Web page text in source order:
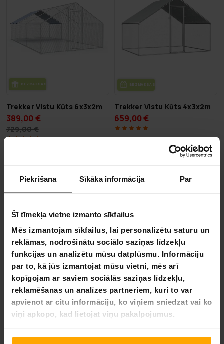
Piekrišana Sīkāka informācija Par
Šī tīmekļa vietne izmanto sīkfailus
Mēs izmantojam sīkfailus, lai personalizētu saturu un
reklāmas, nodrošinātu sociālo saziņas līdzekļu
funkcijas un analizētu mūsu datplūsmu. Informāciju
par to, kā jūs izmantojat mūsu vietni, mēs arī
kopīgojam ar saviem sociālās saziņas līdzekļu,
reklamēšanas un analīzes partneriem, kuri to var
apvienot ar citu informāciju, ko viņiem sniedzat vai ko
viņi apkopo, kad lietojat viņu pakalpojumus.
BEZ­MAK­SAS PIE­GĀ­DE
Trekker Vistu Kūts 6x3x2m
389,00 €
729,00 €
BEZ­MAK­SAS PIE­GĀ­DE
Trekker Vistu Kūts 4x3x2m
659,00 €
LĪDZ 12.8.
Trekker Vistu Būris 2x3x2m
289,00 €